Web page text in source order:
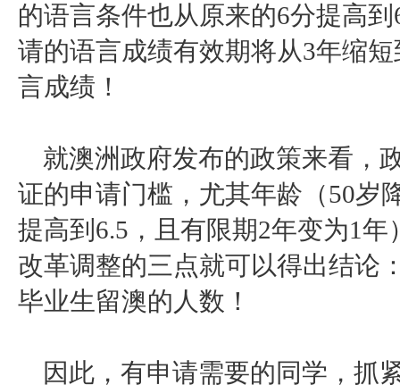
的语言条件也从原来的6分提高
请的语言成绩有效期将从3年缩
言成绩！
就澳洲政府发布的政策来看，
证的申请门槛，尤其年龄（50岁
提高到6.5，且有限期2年变为1
改革调整的三点就可以得出结论
毕业生留澳的人数！
因此，有申请需要的同学，抓